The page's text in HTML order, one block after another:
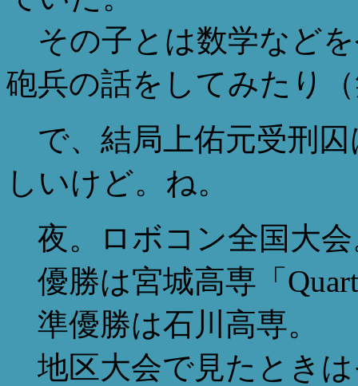
その子とは数学など
砲兵の話をしてみたり
で、結局上佑元受刑
しいけど。ね。
夜。ロボコン全国大会
優勝は宮城高専「
準優勝は石川高専。
地区大会で見たとき